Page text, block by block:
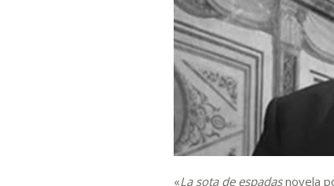
«La sota de espadasnovela